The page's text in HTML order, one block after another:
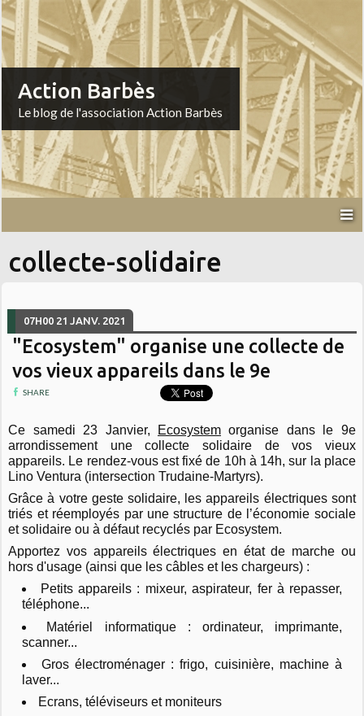
Action Barbès
Le blog de l'association Action Barbès
collecte-solidaire
07H00 21 JANV. 2021
"Ecosystem" organise une collecte de
vos vieux appareils dans le 9e
SHARE
Ce samedi 23 Janvier, Ecosystem organise dans le 9e
arrondissement une collecte solidaire de vos vieux
appareils. Le rendez-vous est fixéde 10h à 14h, sur la place
Lino Ventura (intersection Trudaine-Martyrs).
Grâce à votre geste solidaire, les appareils électriques sont
triés et réemployés par une structure de l’économie sociale
et solidaire ou à défaut recyclés par Ecosystem.
Apportez vos appareils électriques en état de marche ou
hors d'usage (ainsi que les câbles et les chargeurs) :
Petits appareils : mixeur, aspirateur, fer à repasser,
téléphone...
Matériel informatique : ordinateur, imprimante,
scanner...
Gros électroménager : frigo, cuisinière, machine à
laver...
Ecrans, téléviseurs et moniteurs